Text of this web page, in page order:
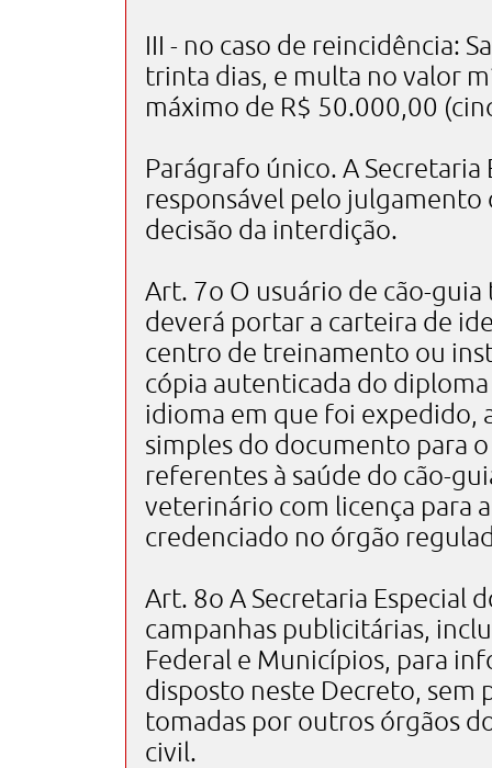
III - no caso de reincidência:
trinta dias, e multa no valor
máximo de R$ 50.000,00
Parágrafo único. A
responsável pelo
decisão da interdição.
Art. 7o O usuário de cão-
deverá portar a carteira de
centro de treinamento ou
cópia autenticada do
idioma em que foi expedido,
simples do documento para
referentes à saúde do cão-
veterinário com licença para
credenciado no órgão
Art. 8o A Secretaria Especial
campanhas publicitárias,
Federal e Municípios, para
disposto neste Decreto, sem
tomadas por outros órgãos
civil.